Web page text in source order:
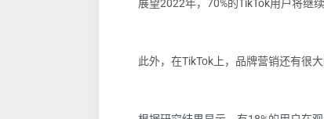
展望2022年，70%的TikTok用户将继
此外，在TikTok上，品牌营销还有很大